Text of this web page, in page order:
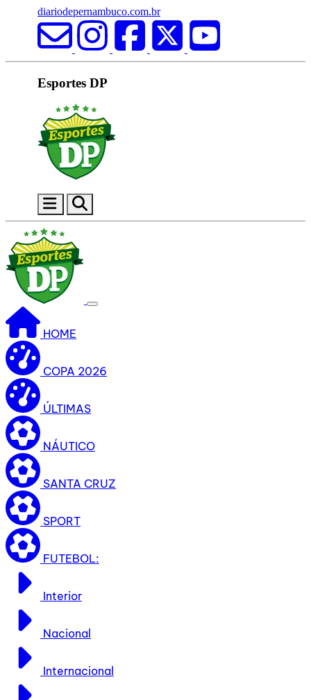
diariodepernambuco.com.br
Esportes DP
HOME
COPA 2026
ÚLTIMAS
NÁUTICO
SANTA CRUZ
SPORT
FUTEBOL:
Interior
Nacional
Internacional